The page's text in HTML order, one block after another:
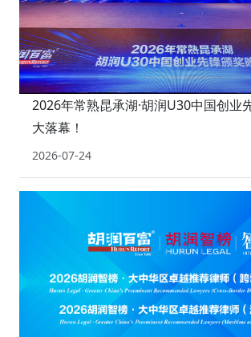
2026年常熟昆承湖·胡润U30中国创业
大落幕！
2026-07-24